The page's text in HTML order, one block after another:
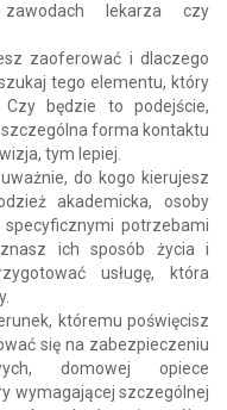
lekarza czy
zaoferować i dlaczego
tego elementu, który
będzie to podejście,
forma kontaktu
tym lepiej.
do kogo kierujesz
akademicka, osoby
potrzebami
ich sposób życia i
usługę, która
któremu poświęcisz
się na zabezpieczeniu
domowej opiece
wymagającej szczególnej